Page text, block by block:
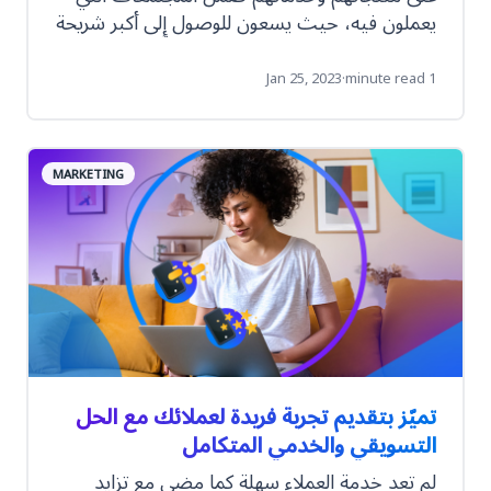
يعملون فيه، حيث يسعون للوصول إلى أكبر شريحة
ممكنة ضمن قناة تسويقية معينة. إلّا أنّ هذه
العملية تستطيع تحقيق أكبر قيمة ممكنة عن
المخصص لها.
1 minute read
·
Jan 25, 2023
MARKETING
تميّز بتقديم تجربة فريدة لعملائك مع الحل
التسويقي والخدمي المتكامل
لم تعد خدمة العملاء سهلة كما مضى مع تزايد